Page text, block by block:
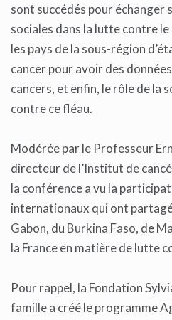
sont succédés pour échanger
sociales dans la lutte contre
les pays de la sous-région
cancer pour avoir des
cancers, et enfin, le rôle de la
contre ce fléau.
Modérée par le Professeur
directeur de l’Institut de
la conférence a vu la
internationaux qui ont
Gabon, du Burkina Faso, de
la France en matière de lutte
Pour rappel, la Fondation
famille a créé le programme